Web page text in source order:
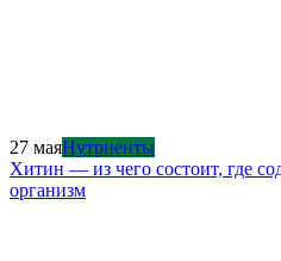
27 маяНутриенты
Хитин — из чего состоит, где
организм